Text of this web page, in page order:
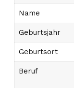
Name
Geburtsjahr
Geburtsort
Beruf